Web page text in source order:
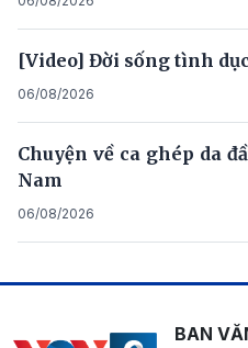
[Video] Đời sống tình
06/08/2026
Chuyện về ca ghép da
Nam
06/08/2026
BAN